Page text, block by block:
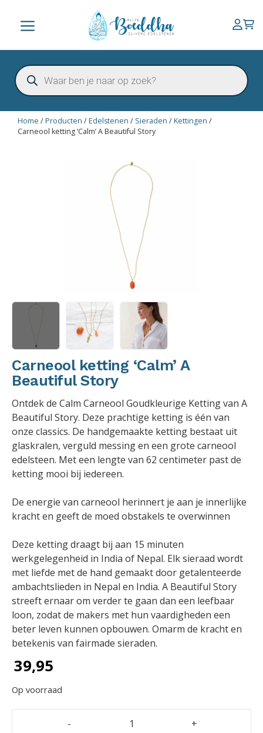
inhoud
Menu
Producten
zoeken
Home /Producten /Edelstenen / Sieraden /Kettingen /
Carneool ketting ‘Calm’ A Beautiful Story
Carneool ketting ‘Calm’ A
Beautiful Story
Ontdek de Calm Carneool Goudkleurige Ketting van A
Beautiful Story. Deze prachtige ketting is één van
onze classics. De handgemaakte ketting bestaat uit
glaskralen, verguld messing en een grote carneool
edelsteen. Met een lengte van 62 centimeter past de
ketting mooi bij iedereen.
De energie van carneool herinnert je aan je innerlijke
kracht en geeft de moed obstakels te overwinnen
Deze ketting draagt bij aan 15 minuten
werkgelegenheid in India of Nepal. Elk sieraad wordt
met liefde met de hand gemaakt door getalenteerde
ambachtslieden in Nepal en India. A Beautiful Story
streeft ernaar om verder te gaan dan een leefbaar
loon, zodat de makers met hun vaardigheden een
beter leven kunnen opbouwen. Omarm de kracht en
betekenis van fairmade sieraden.
39,95
Op voorraad
- +